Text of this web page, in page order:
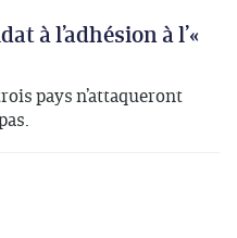
à l’adhésion à l’«
pays n’attaqueront